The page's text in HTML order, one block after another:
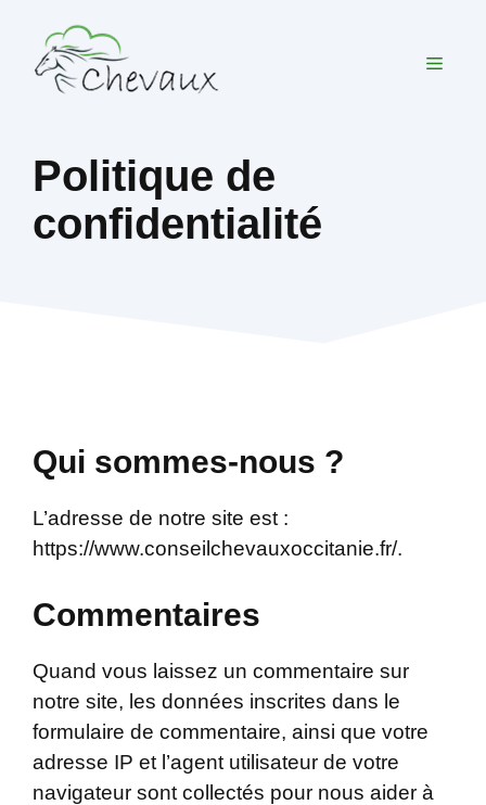
contenu
Politique de
confidentialité
Qui sommes-nous ?
L’adresse de notre site est :
https://www.conseilchevauxoccitanie.fr/.
Commentaires
Quand vous laissez un commentaire sur
notre site, les données inscrites dans le
formulaire de commentaire, ainsi que votre
adresse IP et l’agent utilisateur de votre
navigateur sont collectés pour nous aider à